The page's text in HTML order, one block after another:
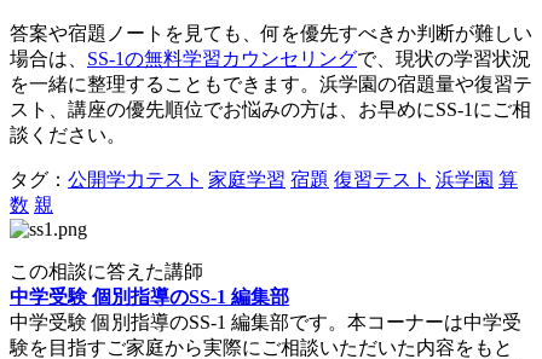
答案や宿題ノートを見ても、何を優先すべきか判断が難しい
場合は、 SS-1の無料学習カウンセリングで、現状の学習状況
を一緒に整理することもできます。浜学園の宿題量や復習テ
スト、講座の優先順位でお悩みの方は、お早めにSS-1にご相
談ください。
タグ： 公開学力テスト 家庭学習 宿題 復習テスト 浜学園 算
数 親
この相談に答えた講師
中学受験 個別指導のSS-1 編集部
中学受験 個別指導のSS-1 編集部です。本コーナーは中学受
験を目指すご家庭から実際にご相談いただいた内容をもと